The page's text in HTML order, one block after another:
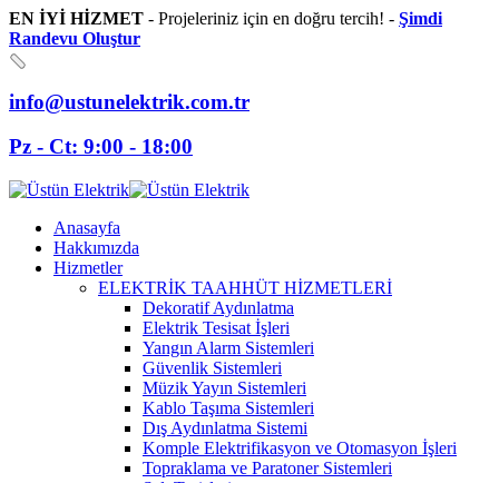
EN İYİ HİZMET - Projeleriniz için en doğru tercih! - Şimdi
Randevu Oluştur
info@ustunelektrik.com.tr
Pz - Ct: 9:00 - 18:00
Anasayfa
Hakkımızda
Hizmetler
ELEKTRİK TAAHHÜT HİZMETLERİ
Dekoratif Aydınlatma
Elektrik Tesisat İşleri
Yangın Alarm Sistemleri
Güvenlik Sistemleri
Müzik Yayın Sistemleri
Kablo Taşıma Sistemleri
Dış Aydınlatma Sistemi
Komple Elektrifikasyon ve Otomasyon İşleri
Topraklama ve Paratoner Sistemleri